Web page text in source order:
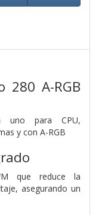
280 A-RGB
uno para CPU,
y con A-RGB
que reduce la
asegurando un